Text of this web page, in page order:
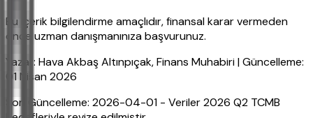
Bu içerik bilgilendirme amaçlıdır, finansal karar vermeden
önce uzman danışmanınıza başvurunuz.
Yazar: Hava Akbaş Altınpıçak, Finans Muhabiri | Güncelleme:
01 Nisan 2026
Son Güncelleme: 2026-04-01 - Veriler 2026 Q2 TCMB